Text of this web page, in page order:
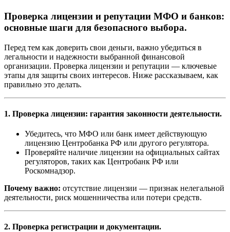
Проверка лицензии и репутации МФО и банков:
основные шаги для безопасного выбора.
Перед тем как доверить свои деньги, важно убедиться в
легальности и надежности выбранной финансовой
организации. Проверка лицензии и репутации — ключевые
этапы для защиты своих интересов. Ниже рассказываем, как
правильно это делать.
1. Проверка лицензии: гарантия законности деятельности.
Убедитесь, что МФО или банк имеет действующую
лицензию Центробанка РФ или другого регулятора.
Проверяйте наличие лицензии на официальных сайтах
регуляторов, таких как Центробанк РФ или
Роскомнадзор.
Почему важно: отсутствие лицензии — признак нелегальной
деятельности, риск мошенничества или потери средств.
2. Проверка регистрации и документации.